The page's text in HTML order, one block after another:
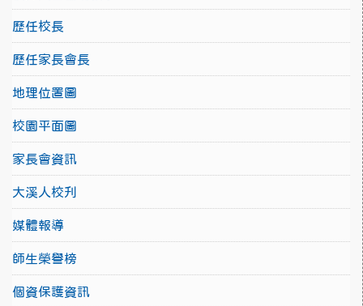
歷任校長
歷任家長會長
地理位置圖
校園平面圖
家長會資訊
大溪人校刋
媒體報導
師生榮譽榜
個資保護資訊